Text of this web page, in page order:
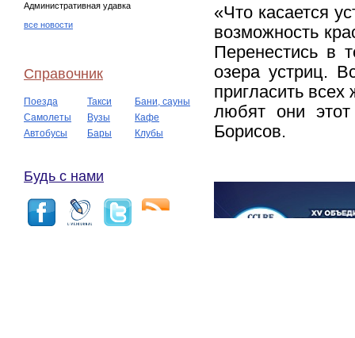
Административная удавка
все новости
Справочник
Поезда Такси
Бани, сауны
Самолеты
Вузы
Кафе
Автобусы
Бары Клубы
Будь с нами
«Что касается
возможность
Перенестись в
озера устриц.
пригласить
любят они
Борисов.